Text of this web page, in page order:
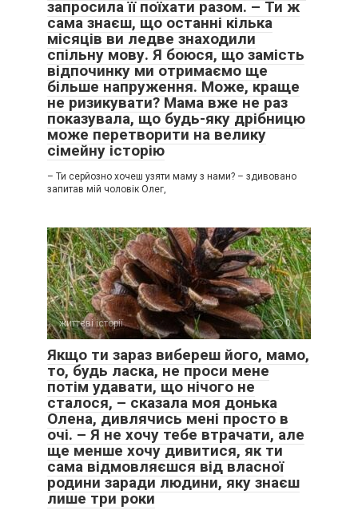
запросила її поїхати разом. – Ти ж
сама знаєш, що останні кілька
місяців ви ледве знаходили
спільну мову. Я боюся, що замість
відпочинку ми отримаємо ще
більше напруження. Може, краще
не ризикувати? Мама вже не раз
показувала, що будь-яку дрібницю
може перетворити на велику
сімейну історію
– Ти серйозно хочеш узяти маму з нами? – здивовано
запитав мій чоловік Олег,
життєві історії 0
Якщо ти зараз вибереш його, мамо,
то, будь ласка, не проси мене
потім удавати, що нічого не
сталося, – сказала моя донька
Олена, дивлячись мені просто в
очі. – Я не хочу тебе втрачати, але
ще менше хочу дивитися, як ти
сама відмовляєшся від власної
родини заради людини, яку знаєш
лише три роки